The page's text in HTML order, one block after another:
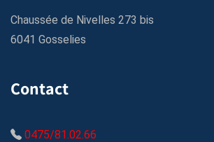
Chaussée de Nivelles 273 bis
6041 Gosselies
Contact
0475/81.02.66